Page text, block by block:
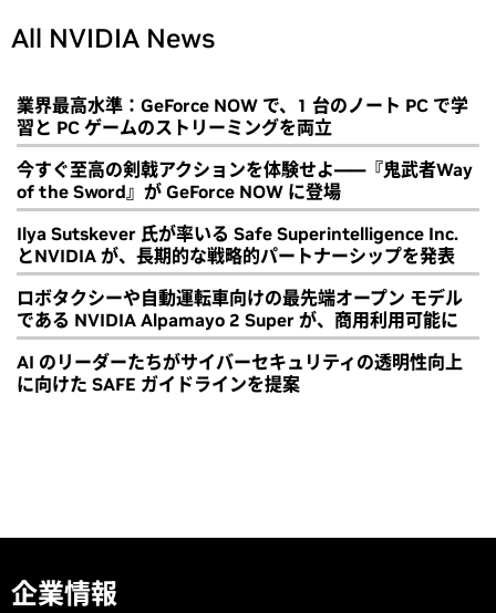
All NVIDIA News
業界最高水準：GeForce NOW で、1 台のノート PC で学
習と PC ゲームのストリーミングを両立
今すぐ至高の剣戟アクションを体験せよ――『鬼武者Way
of the Sword』が GeForce NOW に登場
Ilya Sutskever 氏が率いる Safe Superintelligence Inc.
とNVIDIA が、長期的な戦略的パートナーシップを発表
ロボタクシーや自動運転車向けの最先端オープン モデル
である NVIDIA Alpamayo 2 Super が、商用利用可能に
AI のリーダーたちがサイバーセキュリティの透明性向上
に向けた SAFE ガイドラインを提案
企業情報